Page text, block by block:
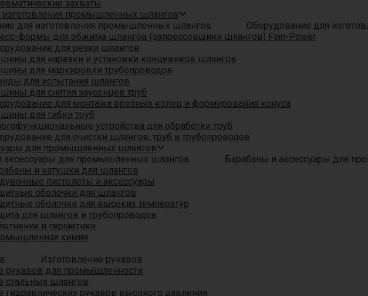
захваты
изготовления промышленных шлангов
Оборудование для
формы для обжима шлангов (запрессовщики шлангов) Finn-Power
для резки шлангов
для нарезки и установки концевиков шлангов
для маркировки трубопроводов
для испытания шлангов
для снятия заусенцев труб
для монтажа врезных колец и формирования конуса
для гибки труб
устройства для обработки труб
для очистки шлангов, труб и трубопроводов
для промышленных шлангов
Барабаны и аксессуары для
и катушки для шлангов
пистолеты и аксессуары
оболочки для шлангов
оболочки для высоких температур
для шлангов и трубопроводов
и герметики
химия
Изготовление рукавов
рукавов для промышленности
стальных шлангов
гидравлических рукавов высокого давления